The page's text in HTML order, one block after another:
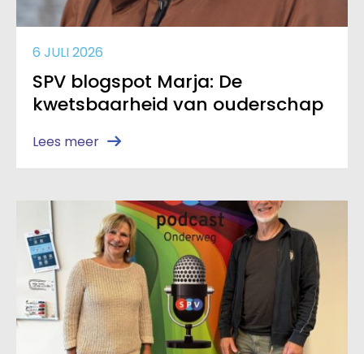
6 JULI 2026
SPV blogspot Marja: De
kwetsbaarheid van ouderschap
Lees meer